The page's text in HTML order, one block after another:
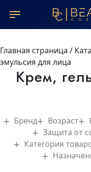
Главная страница /
эмульсия для лица
Крем,
Бренд Возраст
Защита от
Категория